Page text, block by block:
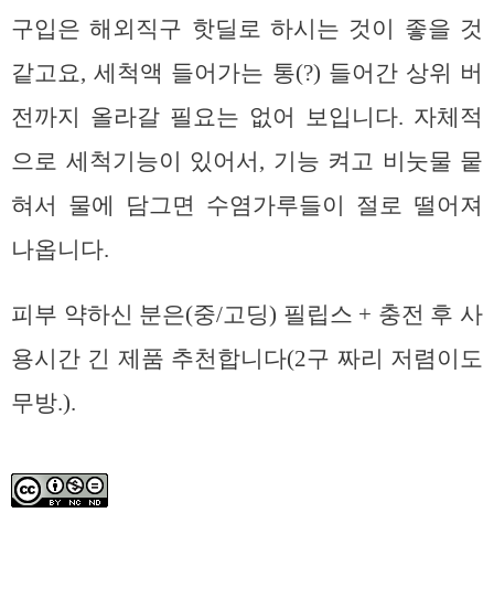
구입은 해외직구 핫딜로 하시는 것이 좋을 것
같고요, 세척액 들어가는 통(?) 들어간 상위 버
전까지 올라갈 필요는 없어 보입니다. 자체적
으로 세척기능이 있어서, 기능 켜고 비눗물 뭍
혀서 물에 담그면 수염가루들이 절로 떨어져
나옵니다.
피부 약하신 분은(중/고딩) 필립스 + 충전 후 사
용시간 긴 제품 추천합니다(2구 짜리 저렴이도
무방.).